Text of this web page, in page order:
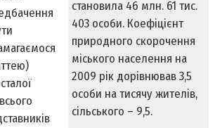
становила 46 млн. 61 тис.
403 особи. Коефіцієнт
природного скорочення
міського населення на
2009 рік дорівнював 3,5
особи на тисячу жителів,
сільського – 9,5.